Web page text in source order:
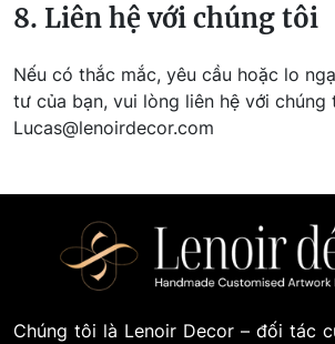
8. Liên hệ với chúng tôi
Nếu có thắc mắc, yêu cầu hoặc lo
tư của bạn, vui lòng liên hệ với
Lucas@lenoirdecor.com
Chúng tôi là Lenoir Decor – đối tác